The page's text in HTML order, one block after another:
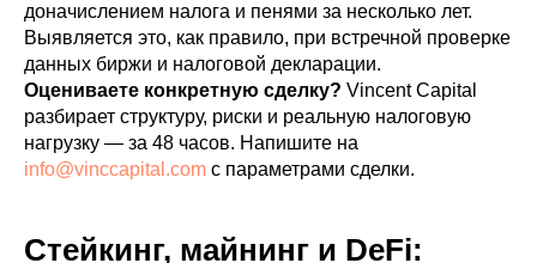
доначислением налога и пенями за несколько лет.
Выявляется это, как правило, при встречной проверке
данных биржи и налоговой декларации.
Оцениваете конкретную сделку? Vincent Capital
разбирает структуру, риски и реальную налоговую
нагрузку — за 48 часов. Напишите на
info@vinccapital.com с параметрами сделки.
Стейкинг, майнинг и DeFi: